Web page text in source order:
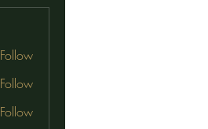
Follow
Follow
Follow